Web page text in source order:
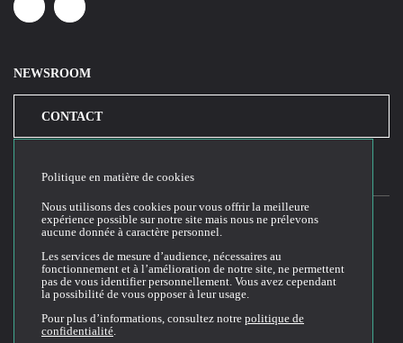
LinkedinYoutube
NEWSROOM
CONTACT
Conditions générales d'utilisation du site web
Politique de confidentialité
Politique de cookies
Conditions Générales de Vente et Utilisation (CGVU)
Politique en matière de cookies
Nous utilisons des cookies pour vous offrir la meilleure
expérience possible sur notre site mais nous ne prélevons
aucune donnée à caractère personnel.
Les services de mesure d’audience, nécessaires au
fonctionnement et à l’amélioration de notre site, ne permettent
pas de vous identifier personnellement. Vous avez cependant
la possibilité de vous opposer à leur usage.
Pour plus d’informations, consultez notre politique de
confidentialité.